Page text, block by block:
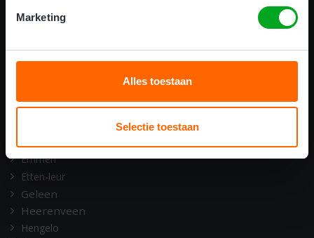
Marketing
Alles toestaan
Selectie toestaan
ONZE OPLEIDINGSLOCATIES
Barneveld
Emmen
Etten-leur
Geleen
Heerenveen
Hengelo